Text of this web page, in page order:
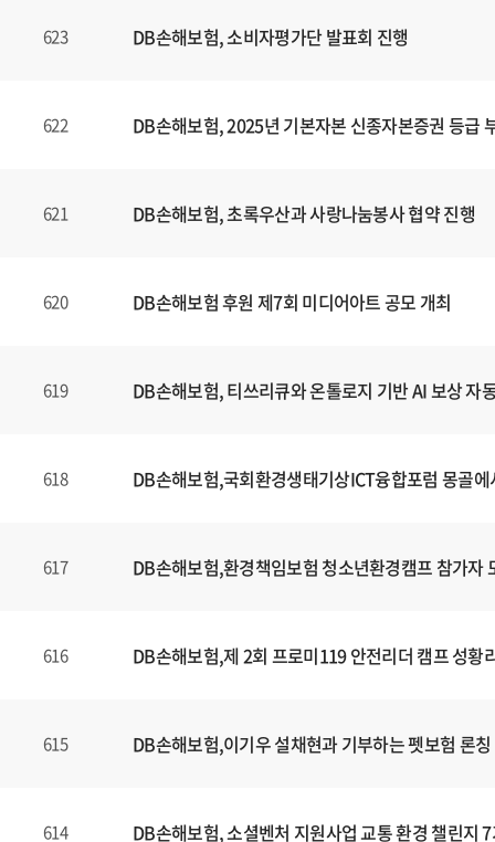
623 DB손해보험, 소비자평가단 발표회 진행
622 DB손해보험, 2025년 기본자본 신종자본증권 등급
621 DB손해보험, 초록우산과 사랑나눔봉사 협약 진행
620 DB손해보험 후원 제7회 미디어아트 공모 개최
619 DB손해보험, 티쓰리큐와 온톨로지 기반 AI 보상 자
618 DB손해보험,국회환경생태기상ICT융합포럼 몽골에
617 DB손해보험,환경책임보험 청소년환경캠프 참가자
616 DB손해보험,제 2회 프로미119 안전리더 캠프 성황
615 DB손해보험,이기우 설채현과 기부하는 펫보험 론칭
614 DB손해보험, 소셜벤처 지원사업 교통 환경 챌린지